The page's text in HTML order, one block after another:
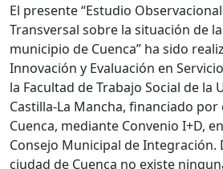
El presente “Estudio
Transversal sobre la situación de
municipio de Cuenca” ha sido
Innovación y Evaluación en
la Facultad de Trabajo Social de la
Castilla-La Mancha, financiado
Cuenca, mediante Convenio I+D,
Consejo Municipal de Integración.
ciudad de Cuenca no existe